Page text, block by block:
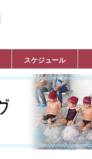
スケジュール